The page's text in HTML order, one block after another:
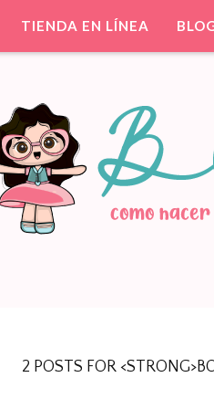
TIENDA EN LÍNEA
2 POSTS FOR